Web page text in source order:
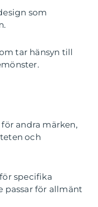
som
tar hänsyn till
andra märken,
och
specifika
passar för allmänt